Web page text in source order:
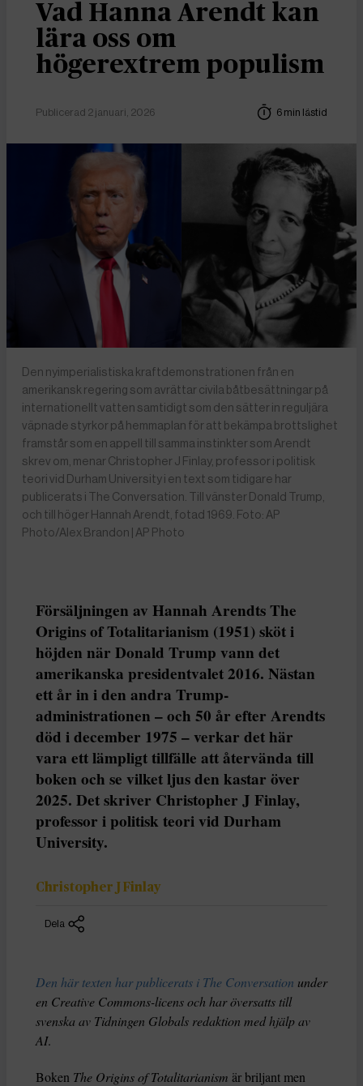
Vad Hanna Arendt kan
lära oss om
högerextrem populism
Publicerad 2 januari, 2026 6 min lästid
Den nyimperialistiska kraftdemonstrationen från en
amerikansk regering som avrättar civila båtbesättningar på
internationellt vatten samtidigt som den sätter in reguljära
väpnade styrkor på hemmaplan för att bekämpa brottslighet
framstår som en appell till samma instinkter som Arendt
skrev om, menar Christopher J Finlay, professor i politisk
teori vid Durham University i en text som tidigare har
publicerats i The Conversation. Till vänster Donald Trump,
och till höger Hannah Arendt, fotad 1969. Foto: AP
Photo/Alex Brandon | AP Photo
Försäljningen av Hannah Arendts The
Origins of Totalitarianism (1951) sköt i
höjden när Donald Trump vann det
amerikanska presidentvalet 2016. Nästan
ett år in i den andra Trump-
administrationen – och 50 år efter Arendts
död i december 1975 – verkar det här
vara ett lämpligt tillfälle att återvända till
boken och se vilket ljus den kastar över
2025. Det skriver Christopher J Finlay,
professor i politisk teori vid Durham
University.
Christopher J Finlay
Dela
Den här texten har publicerats i The Conversation under
en Creative Commons-licens och har översatts till
svenska av Tidningen Globals redaktion med hjälp av
AI.
Boken The Origins of Totalitarianism är briljant men